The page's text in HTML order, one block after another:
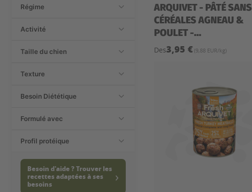
Régime
Activité
Taille du chien
Texture
Besoin Diététique
Formulé avec
Profil protéique
Besoin d'aide ? Trouver les
recettes adaptées à ses
besoins
ARQUIVET - PÂTÉ SANS
CÉRÉALES AGNEAU &
POULET -...
Des3,95 € (9,88 EUR/kg)